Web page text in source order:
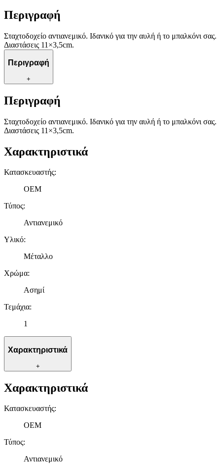
Περιγραφή
Σταχτοδοχείο αντιανεμικό. Ιδανικό για την αυλή ή το μπαλκόνι σας.
Διαστάσεις 11×3,5cm.
Περιγραφή
+
Περιγραφή
Σταχτοδοχείο αντιανεμικό. Ιδανικό για την αυλή ή το μπαλκόνι σας.
Διαστάσεις 11×3,5cm.
Χαρακτηριστικά
Κατασκευαστής:
OEM
Τύπος:
Αντιανεμικό
Υλικό:
Μέταλλο
Χρώμα:
Ασημί
Τεμάχια:
1
Χαρακτηριστικά
+
Χαρακτηριστικά
Κατασκευαστής:
OEM
Τύπος:
Αντιανεμικό